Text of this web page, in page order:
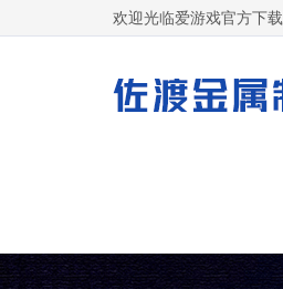
欢迎光临爱游戏官方下载